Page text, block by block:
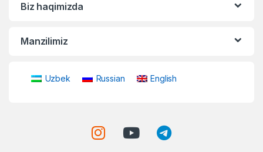
Biz haqimizda
Manzilimiz
Uzbek Russian English